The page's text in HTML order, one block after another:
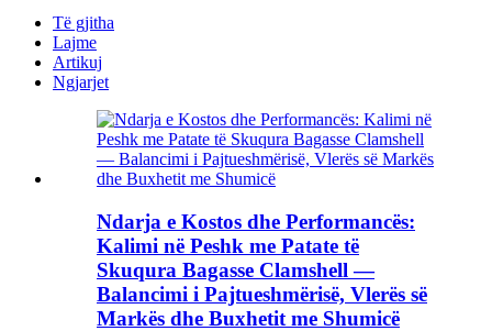
Të gjitha
Lajme
Artikuj
Ngjarjet
Ndarja e Kostos dhe Performancës:
Kalimi në Peshk me Patate të
Skuqura Bagasse Clamshell —
Balancimi i Pajtueshmërisë, Vlerës së
Markës dhe Buxhetit me Shumicë